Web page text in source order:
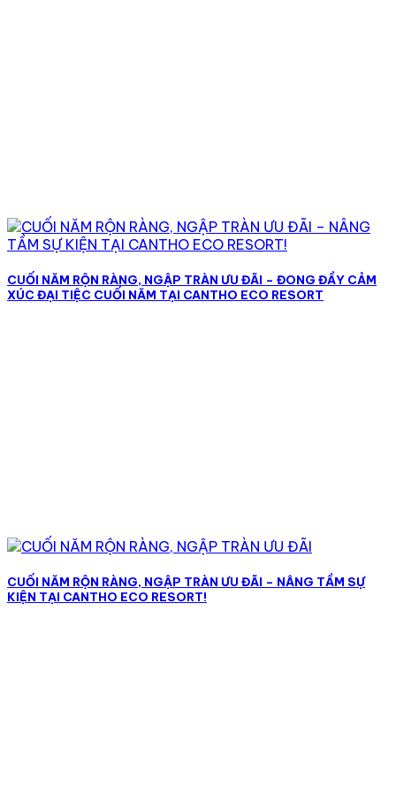
CUỐI NĂM RỘN RÀNG, NGẬP TRÀN ƯU ĐÃI – ĐONG ĐẦY CẢM
XÚC ĐẠI TIỆC CUỐI NĂM TẠI CANTHO ECO RESORT
CUỐI NĂM RỘN RÀNG, NGẬP TRÀN ƯU ĐÃI – NÂNG TẦM SỰ
KIỆN TẠI CANTHO ECO RESORT!